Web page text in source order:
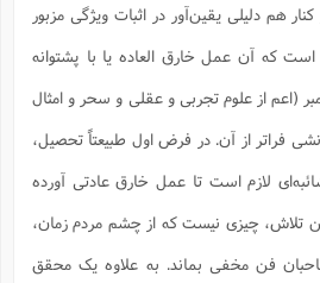
هم دلیلی یقین‌آور در اثبات ویژگی مزبور
که آن عمل خارق العاده یا با پشتوانه
(اعم از علوم تجربی و عقلی و سحر و امثال
فراتر از آن. در فرض اول طبیعتاً تحصیل،
لازم است تا عمل خارق عادتی آورده
تلاش، چیزی نیست که از چشم مردم زمان،
فن مخفی بماند. به علاوه یک محقق